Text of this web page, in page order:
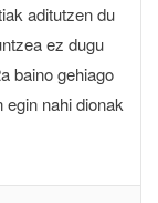
aditutzen du
ez dugu
baino gehiago
nahi dionak